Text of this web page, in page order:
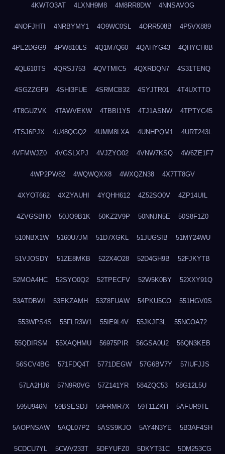
4KWTO3AT 4LXNH9M8 4M8RR8DW 4NNSAVOG
4NOFJHTI 4NRBYMY1 4O9WC0SL 4ORR508B 4P5VX889
4PE2DGG9 4PW810LS 4Q1M7Q60 4QAHYG43 4QHYCH8B
4QL610TS 4QRSJ753 4QVTMIC5 4QXRDQN7 4S31TENQ
4SGZZGF9 4SHI3FUE 4SRMCB32 4SYJTR01 4T4UXTTO
4T8GUZVK 4TAWVEKW 4TBBI1Y5 4TJ1ASNW 4TPTYC45
4TSJ6PJX 4U48QGQ2 4UMM8LXA 4UNHPQM1 4URT243L
4VFMWJZ0 4VGSLXPJ 4VJZYO02 4VNW7KSQ 4W6ZE1F7
4WP2PW82 4WQWQXX8 4WXQZN38 4X7TT8GV
4XYOT662 4XZYAUHI 4YQHH612 4Z52SO0V 4ZP14UIL
4ZVGSBH0 50JO9B1K 50KZ2V9P 50NNJN5E 50S8F1Z0
510NBX1W 5160U7JM 51D7XGKL 51JUGSIB 51MY24WU
51VJOSDY 51ZE8MKB 522X4O28 52D4GH9B 52FJKYTB
52MOA4HC 52SYO0Q2 52TPECFV 52W5K0BY 52XXY91Q
53ATDBWI 53EKZAMH 53Z8FUAW 54PKU5CO 551HGV0S
553WPS4S 55FLR3W1 55IE9L4V 55JKJF3L 55NCOA72
55QDIRSM 55XAQHMU 56975PIR 56GSA0U2 56QN3KEB
56SCV4BG 571FDQ4T 5771DEGW 57G6BV7Y 57IUFJJS
57LA2HJ6 57N9R0VG 57Z141YR 584ZQC53 58G12L5U
595U946N 59BSESDJ 59FRMR7X 59T11ZKH 5AFUR9TL
5AOPNSAW 5AQL07P2 5ASS9KJO 5AY4N3YE 5B3AF4SH
5CDCU7YL 5CWV233T 5DFYUFZ0 5DKYT31C 5DM253CG